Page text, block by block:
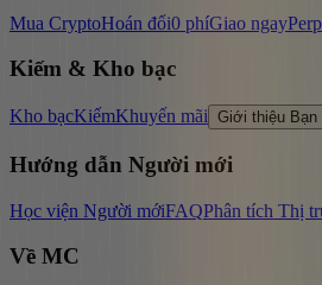
Mua CryptoHoán đổi0 phíGiao ngay
Kiếm & Kho bạc
Kho bạcKiếmKhuyến mãi Giới thiệu Bạn
Hướng dẫn Người mới
Học viện Người mớiFAQPhân tích Thị
Về MC